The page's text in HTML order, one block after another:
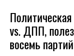
vs. ДПП,
восемь партий